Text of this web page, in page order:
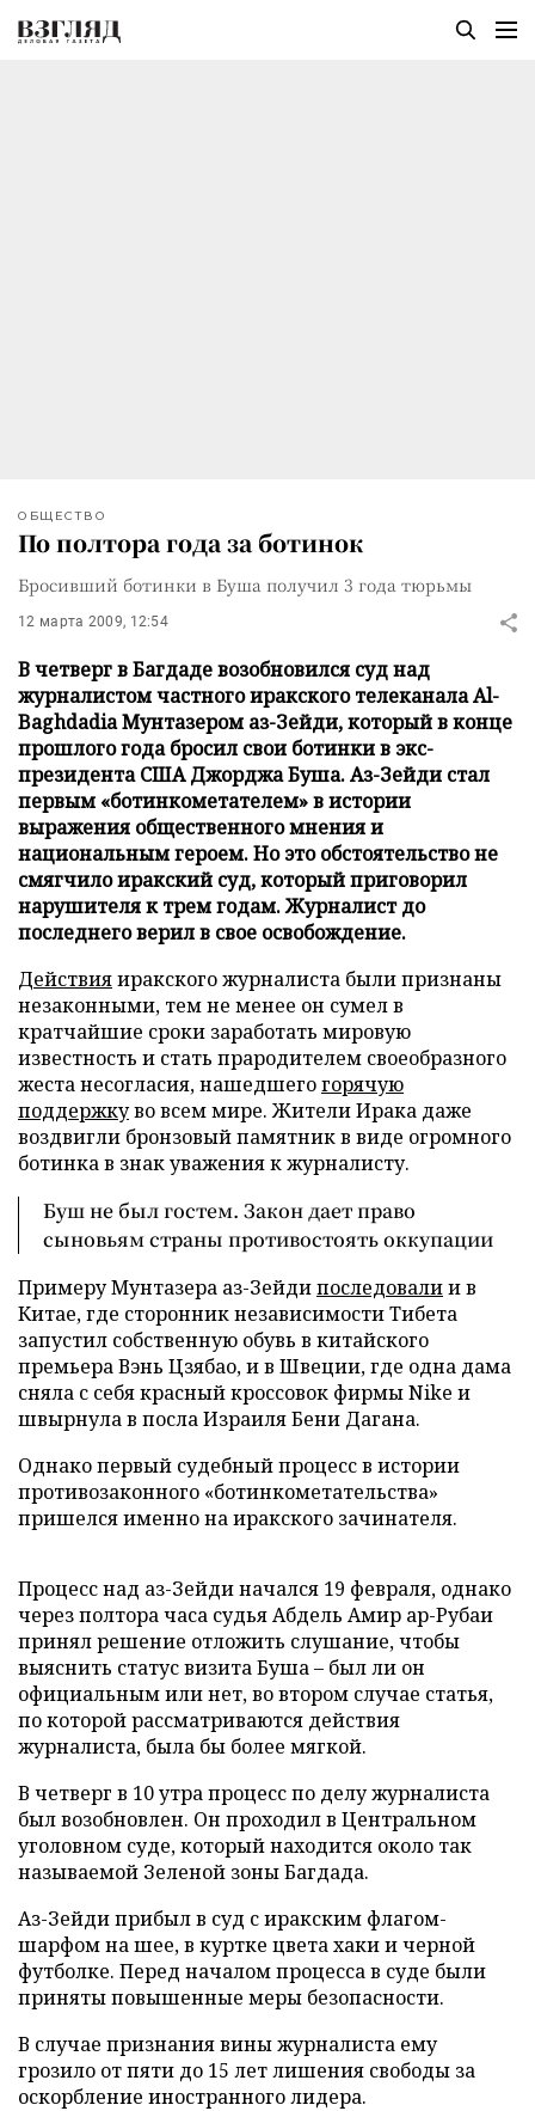
ОБЩЕСТВО
По полтора года за ботинок
Бросивший ботинки в Буша получил 3 года тюрьмы
12 марта 2009, 12:54
В четверг в Багдаде возобновился суд над
журналистом частного иракского телеканала Al-
Baghdadia Мунтазером аз-Зейди, который в конце
прошлого года бросил свои ботинки в экс-
президента США Джорджа Буша. Аз-Зейди стал
первым «ботинкометателем» в истории
выражения общественного мнения и
национальным героем. Но это обстоятельство не
смягчило иракский суд, который приговорил
нарушителя к трем годам. Журналист до
последнего верил в свое освобождение.
Действияиракского журналиста были признаны
незаконными, тем не менее он сумел в
кратчайшие сроки заработать мировую
известность и стать прародителем своеобразного
жеста несогласия, нашедшегогорячую
поддержкуво всем мире. Жители Ирака даже
воздвигли бронзовый памятник в виде огромного
ботинка в знак уважения к журналисту.
Буш не был гостем. Закон дает право
сыновьям страны противостоять оккупации
Примеру Мунтазера аз-Зейдипоследовалии в
Китае, где сторонник независимости Тибета
запустил собственную обувь в китайского
премьера Вэнь Цзябао, и в Швеции, где одна дама
сняла с себя красный кроссовок фирмы Nike и
швырнула в посла Израиля Бени Дагана.
Однако первый судебный процесс в истории
противозаконного «ботинкометательства»
пришелся именно на иракского зачинателя.
Процесс над аз-Зейди начался 19 февраля, однако
через полтора часа судья Абдель Амир ар-Рубаи
принял решение отложить слушание, чтобы
выяснить статус визита Буша – был ли он
официальным или нет, во втором случае статья,
по которой рассматриваются действия
журналиста, была бы более мягкой.
В четверг в 10 утра процесс по делу журналиста
был возобновлен. Он проходил в Центральном
уголовном суде, который находится около так
называемой Зеленой зоны Багдада.
Аз-Зейди прибыл в суд с иракским флагом-
шарфом на шее, в куртке цвета хаки и черной
футболке. Перед началом процесса в суде были
приняты повышенные меры безопасности.
В случае признания вины журналиста ему
грозило от пяти до 15 лет лишения свободы за
оскорбление иностранного лидера.